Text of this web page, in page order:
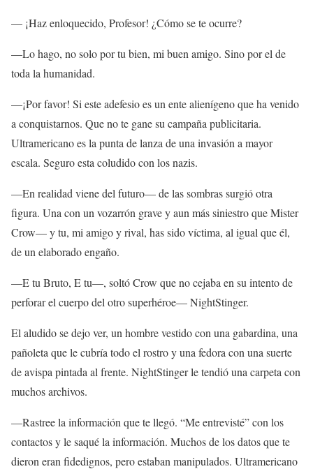
— ¡Haz enloquecido, Profesor! ¿Cómo se te ocurre?
—Lo hago, no solo por tu bien, mi buen amigo. Sino por el de
toda la humanidad.
—¡Por favor! Si este adefesio es un ente alienígeno que ha venido
a conquistarnos. Que no te gane su campaña publicitaria.
Ultramericano es la punta de lanza de una invasión a mayor
escala. Seguro esta coludido con los nazis.
—En realidad viene del futuro— de las sombras surgió otra
figura. Una con un vozarrón grave y aun más siniestro que Mister
Crow— y tu, mi amigo y rival, has sido víctima, al igual que él,
de un elaborado engaño.
—E tu Bruto, E tu—, soltó Crow que no cejaba en su intento de
perforar el cuerpo del otro superhéroe— NightStinger.
El aludido se dejo ver, un hombre vestido con una gabardina, una
pañoleta que le cubría todo el rostro y una fedora con una suerte
de avispa pintada al frente. NightStinger le tendió una carpeta con
muchos archivos.
—Rastree la información que te llegó. “Me entrevisté” con los
contactos y le saqué la información. Muchos de los datos que te
dieron eran fidedignos, pero estaban manipulados. Ultramericano